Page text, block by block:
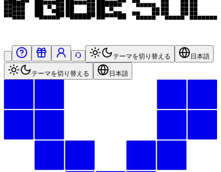
テーマを切り替える 日本語
テーマを切り替える 日本語